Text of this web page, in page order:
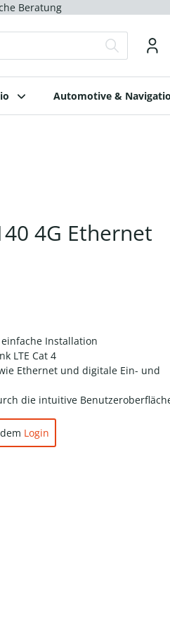
Beratung
Automotive &
4G Ethernet
Installation
LTE Cat 4
Ethernet und digitale Ein- und
die intuitive
Login